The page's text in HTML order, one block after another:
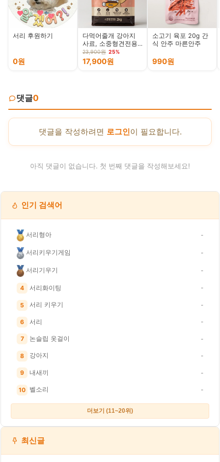
서리 후원하기
0원
다먹어줄개 강아지
사료, 소중형견전용,
2kg, 1개
23,900원 25%
17,900원
소고기 육포 20g 간
식 안주 마른안주
990원
댓글0
댓글을 작성하려면 로그인이 필요합니다.
아직 댓글이 없습니다. 첫 번째 댓글을 작성해보세요!
인기 검색어
서리형아 -
서리키우기게임 -
서리기우기 -
4 서리화이팅 -
5 서리 키우기 -
6 서리 -
7 논슬립 옷걸이 -
8 강아지 -
9 내새끼 -
10 벨소리 -
더보기 (11~20위)
최신글